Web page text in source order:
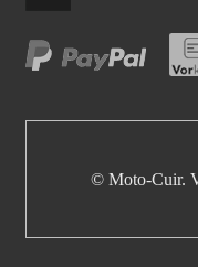
© Moto-Cuir.